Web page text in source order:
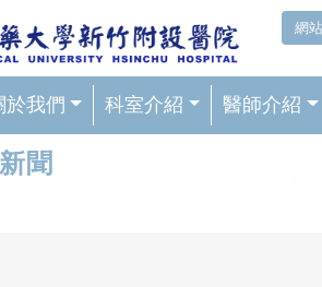
及連結 網
於我們 科室介紹 醫師介紹
聞